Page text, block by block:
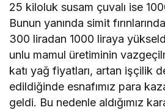
25 kiloluk susam çuvalı ise
Bunun yanında simit
300 liradan 1000 liraya
unlu mamul üretiminin
katı yağ fiyatları, artan işçilik
edildiğinde esnafımız para
geldi. Bu nedenle aldığımız